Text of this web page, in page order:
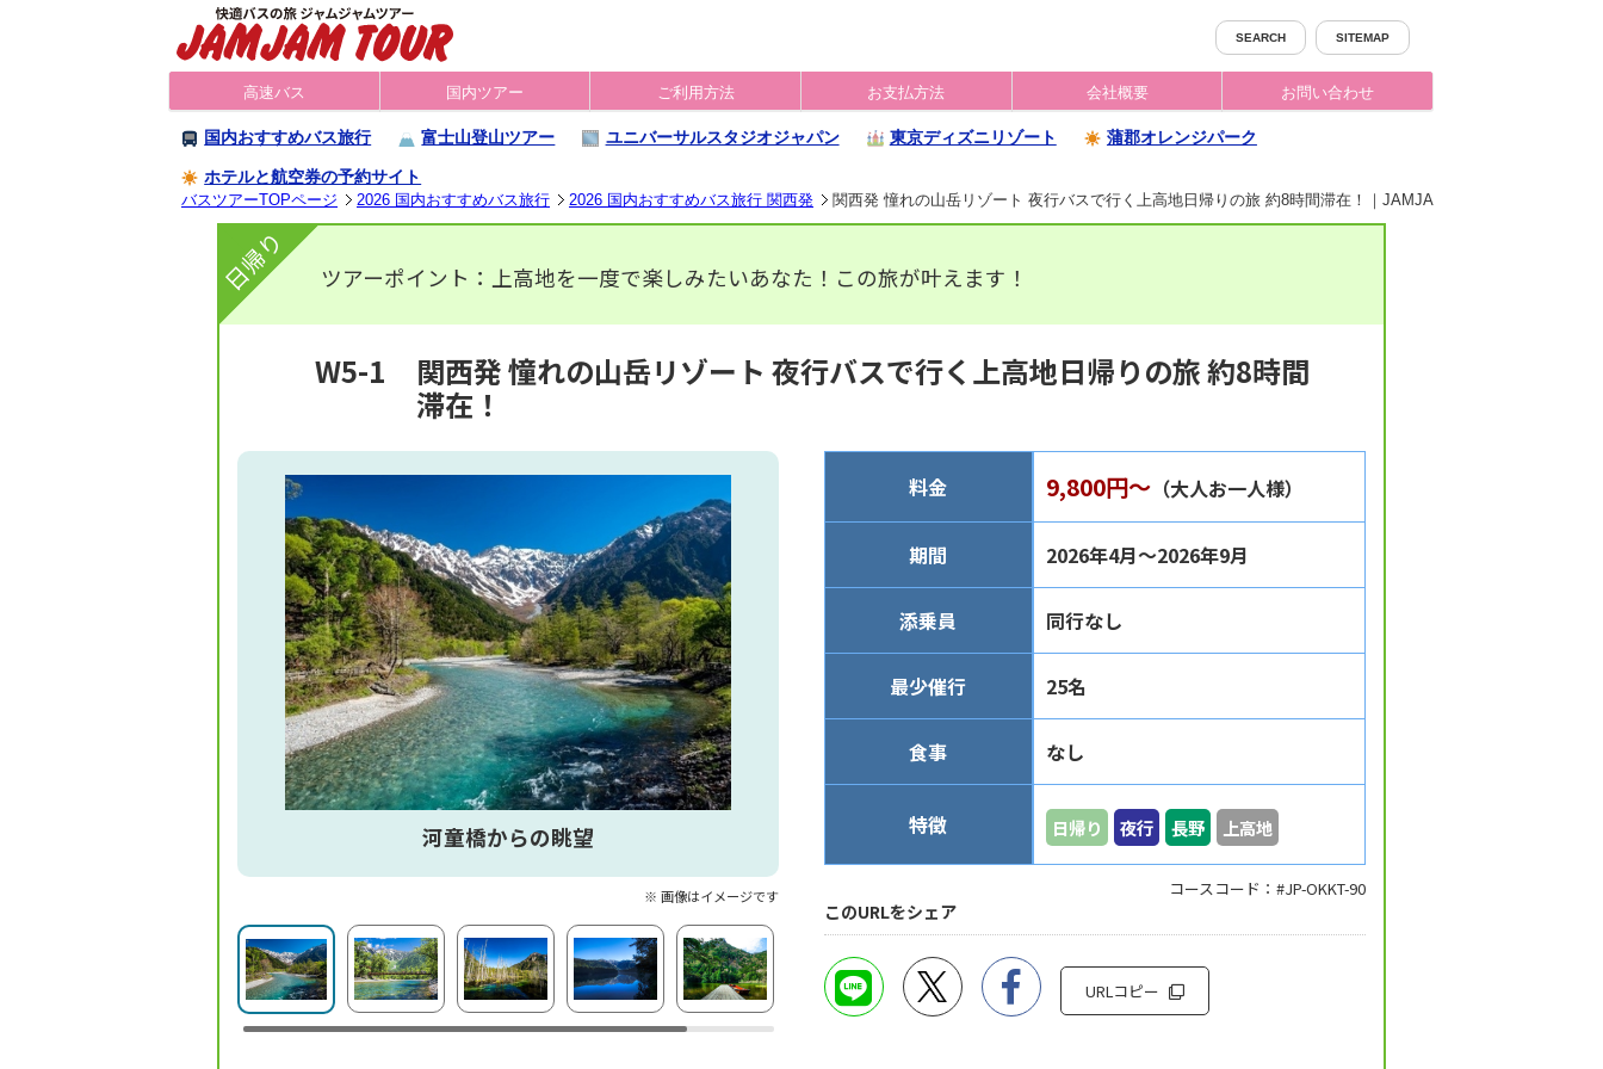
SEARCH SITEMAP
高速バス 国内ツアー ご利用方法 お支払方法 会社概要 お問い合わせ
国内おすすめバス旅行 富士山登山ツアー ユニバーサルスタジオジャパン 東京ディズニリゾート 蒲郡オレンジパーク
ホテルと航空券の予約サイト
バスツアーTOPページ 2026 国内おすすめバス旅行 2026 国内おすすめバス旅行 関西発 関西発 憧れの山岳リゾート 夜行バスで行く上高地日帰りの旅 約8時間滞在！｜JAMJAMジャムジャムツアー
ツアーポイント：上高地を一度で楽しみたいあなた！この旅が叶えます！
日帰り
W5-1
関西発 憧れの山岳リゾート 夜行バスで行く上高地日帰りの旅 約8時間
滞在！
河童橋からの眺望
※ 画像はイメージです
料金 9,800円～（大人お一人様）
期間 2026年4月～2026年9月
添乗員 同行なし
最少催行 25名
食事 なし
特徴 日帰り 夜行 長野 上高地
コースコード：#JP-OKKT-90
このURLをシェア
URLコピー